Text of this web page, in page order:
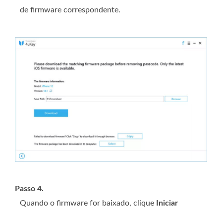
de firmware correspondente.
Passo 4.
Quando o firmware for baixado, clique
Iniciar